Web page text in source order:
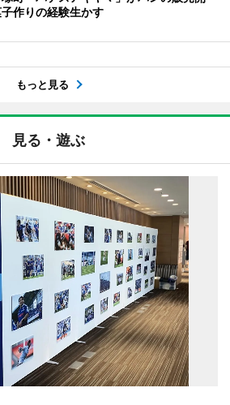
作りの経験生かす
もっと見る
見る・遊ぶ